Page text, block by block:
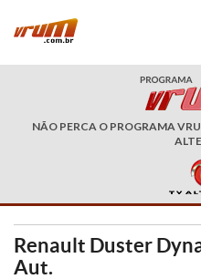
NÃO PERCA O PROGRAMA
Renault Duster
Aut.